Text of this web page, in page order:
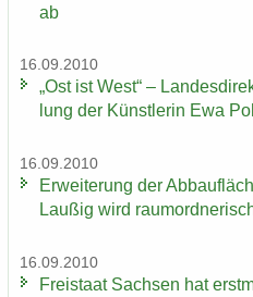
ab
16.09.2010
„Ost ist West“ –
lung der Künst­le­rin Ewa
16.09.2010
Er­wei­te­rung der
Lau­ßig wird
16.09.2010
Frei­staat Sach­sen hat